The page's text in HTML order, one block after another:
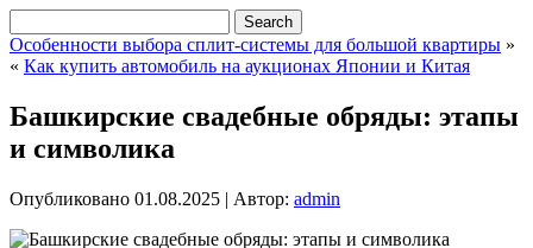
Особенности выбора сплит-системы для большой квартиры »
« Как купить автомобиль на аукционах Японии и Китая
Башкирские свадебные обряды: этапы
и символика
Опубликовано 01.08.2025 | Автор: admin